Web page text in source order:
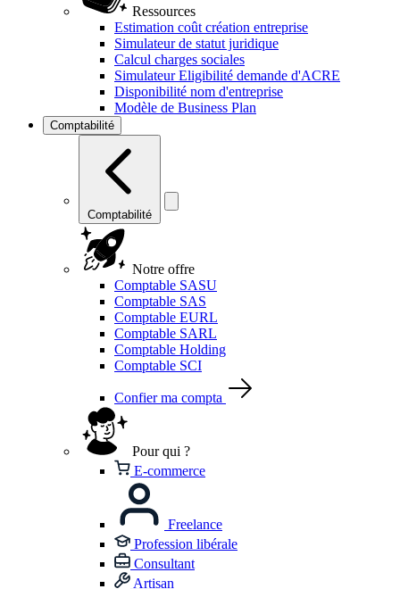
Ressources
Estimation coût création entreprise
Simulateur de statut juridique
Calcul charges sociales
Simulateur Eligibilité demande d'ACRE
Disponibilité nom d'entreprise
Modèle de Business Plan
Comptabilité
Comptabilité
Notre offre
Comptable SASU
Comptable SAS
Comptable EURL
Comptable SARL
Comptable Holding
Comptable SCI
Confier ma compta
Pour qui ?
E-commerce
Freelance
Profession libérale
Consultant
Artisan